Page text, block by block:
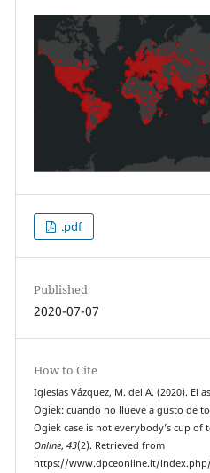
.pdf
Published
2020-07-07
How to Cite
Iglesias Vázquez, M. del A. (2020). El
Ogiek: cuando no llueve a gusto de
Ogiek case is not everybody’s cup of
Online,43(2). Retrieved from
https://www.dpceonline.it/